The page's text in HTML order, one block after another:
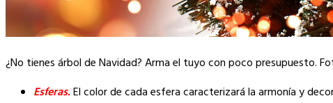
¿No tienes árbol de Navidad? Arma el tuyo con poco presupuesto.
Esferas.El color de cada esfera caracterizará la armonía y